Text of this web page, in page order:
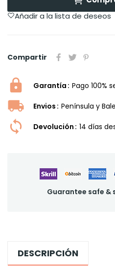
Añadir a la lista de deseos
Compartir
Garantía Pago 100%
Envios Península y
Devolución 14 dí­as
Guarantee safe &
DESCRIPCIÓN